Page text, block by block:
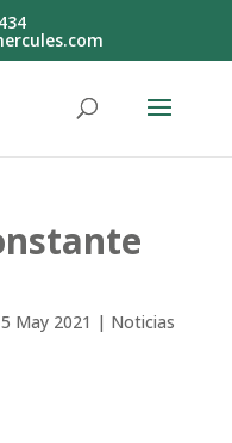
May 2021 | Noticias